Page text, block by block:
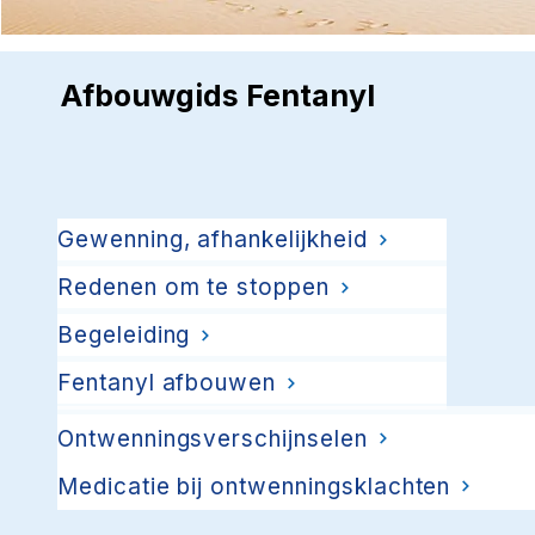
Afbouwgids Fentanyl
Gewenning, afhankelijkheid
Redenen om te stoppen
Begeleiding
Fentanyl afbouwen
Ontwenningsverschijnselen
Medicatie bij ontwenningsklachten